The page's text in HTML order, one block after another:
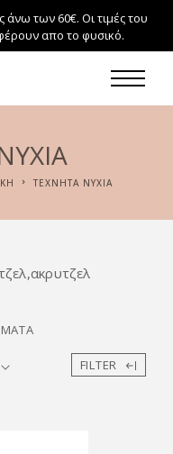
των 60€. Οι τιμές του
απο το φυσικό.
ΤΕΧΝΗΤΆ ΝΎΧΙΑ
FILTER